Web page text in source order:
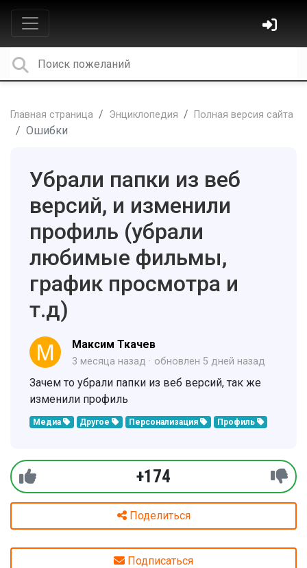
Главная страница Энциклопедия Полная версия сайта
Ошибки
Убрали папки из веб
версий, и изменили
профиль (убрали
любимые фильмы,
график просмотра и
т.д)
Максим Ткачев
3 месяца назад обновлен 5 дней назад
Зачем то убрали папки из веб версий, так же
изменили профиль
Медиа Другое Персонализация Профиль
+174
Поделиться
Подписаться